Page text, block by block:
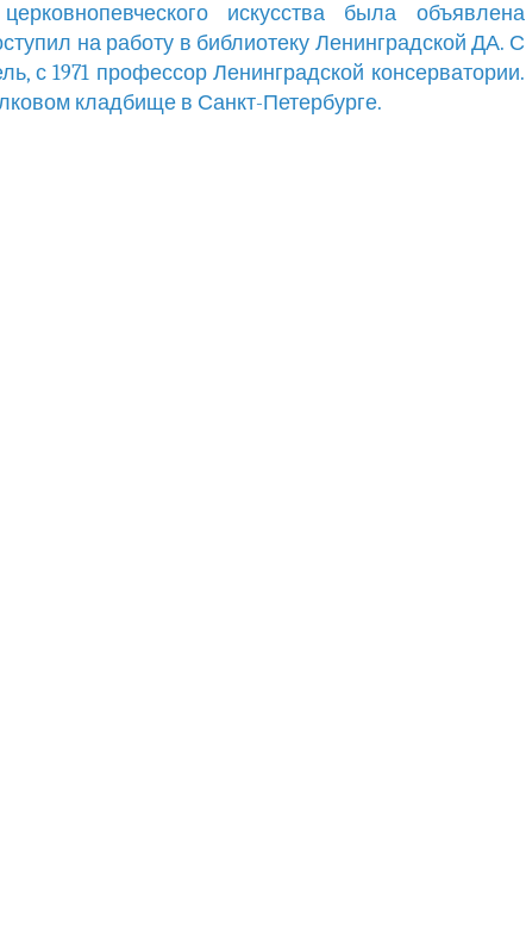
церковнопевческого искусства была объявлена
на работу в библиотеку Ленинградской ДА. С
с 1971 профессор Ленинградской консерватории.
кладбище в Санкт-Петербурге.